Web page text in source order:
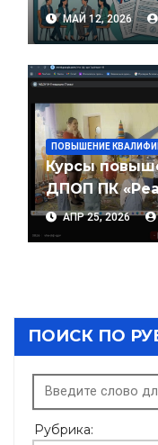
МАЙ 12, 2026
ПОВЫШЕНИЕ
Курсы
ДПОП ПК
практик в
образования»
АПР 25, 2026
ПОИСК ПО
Рубрика: